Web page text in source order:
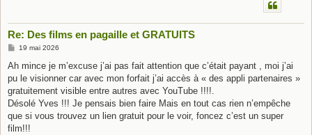
Re: Des films en pagaille et GRATUITS
M
s
a
g
19 mai 2026
Ah mince je m’excuse j’ai pas fait attention que c’était payant , moi j’ai
pu le visionner car avec mon forfait j’ai accès à « des appli partenaires »
gratuitement visible entre autres avec YouTube !!!!.
Désolé Yves !!! Je pensais bien faire Mais en tout cas rien n’empêche
que si vous trouvez un lien gratuit pour le voir, foncez c’est un super
film!!!